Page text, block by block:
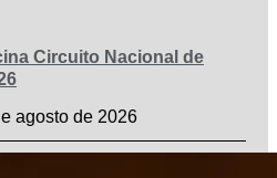
Circuito Nacional de
agosto de 2026